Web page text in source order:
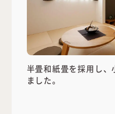
半畳和紙畳を採用し
ました。